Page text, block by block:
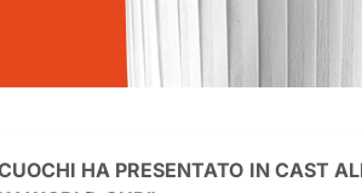
HA PRESENTATO IN CAST